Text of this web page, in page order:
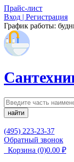
Прайс-лист
Вход | Регистрация
График работы:
найти
(495) 223-23-37
Обратный звонок
Корзина (0)0.00 ₽